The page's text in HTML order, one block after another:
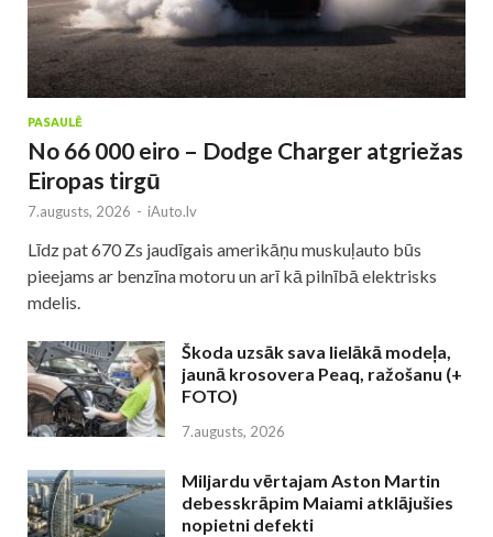
PASAULĒ
No 66 000 eiro – Dodge Charger atgriežas
Eiropas tirgū
7.augusts, 2026 - iAuto.lv
Līdz pat 670 Zs jaudīgais amerikāņu muskuļauto būs
pieejams ar benzīna motoru un arī kā pilnībā elektrisks
mdelis.
Škoda uzsāk sava lielākā modeļa,
jaunā krosovera Peaq, ražošanu (+
FOTO)
7.augusts, 2026
Miljardu vērtajam Aston Martin
debesskrāpim Maiami atklājušies
nopietni defekti